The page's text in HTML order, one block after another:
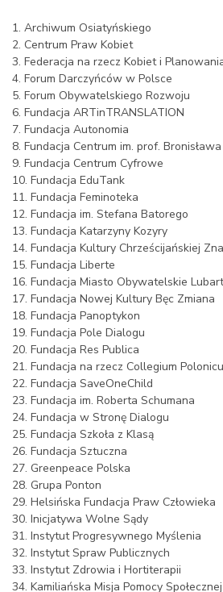
1. Archiwum Osiatyńskiego
2. Centrum Praw Kobiet
3. Federacja na rzecz Kobiet i
4. Forum Darczyńców w Polsce
5. Forum Obywatelskiego Rozwoju
6. Fundacja ARTinTRANSLATION
7. Fundacja Autonomia
8. Fundacja Centrum im. prof.
9. Fundacja Centrum Cyfrowe
10. Fundacja EduTank
11. Fundacja Feminoteka
12. Fundacja im. Stefana Batorego
13. Fundacja Katarzyny Kozyry
14. Fundacja Kultury Chrześcijańskiej
15. Fundacja Liberte
16. Fundacja Miasto Obywatelskie
17. Fundacja Nowej Kultury Bęc Zmiana
18. Fundacja Panoptykon
19. Fundacja Pole Dialogu
20. Fundacja Res Publica
21. Fundacja na rzecz Collegium
22. Fundacja SaveOneChild
23. Fundacja im. Roberta Schumana
24. Fundacja w Stronę Dialogu
25. Fundacja Szkoła z Klasą
26. Fundacja Sztuczna
27. Greenpeace Polska
28. Grupa Ponton
29. Helsińska Fundacja Praw Człowieka
30. Inicjatywa Wolne Sądy
31. Instytut Progresywnego Myślenia
32. Instytut Spraw Publicznych
33. Instytut Zdrowia i Hortiterapii
34. Kamiliańska Misja Pomocy Społecznej